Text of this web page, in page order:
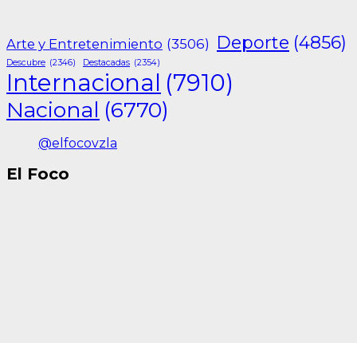
Arte y Entretenimiento (3506) Deporte (4856)
Descubre (2346) Destacadas (2354)
Internacional (7910)
Nacional (6770)
@elfocovzla
El Foco